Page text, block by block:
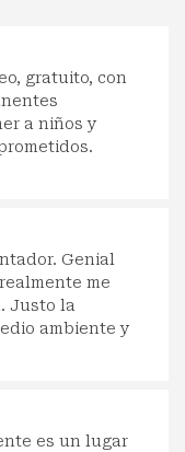
gratuito, con
a niños y
Genial
me
Justo la
ambiente y
es un lugar